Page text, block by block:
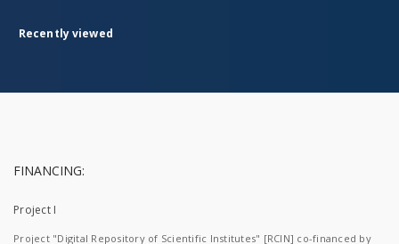
Recently viewed
FINANCING:
Project I
Project "Digital Repository of Scientific Institutes" [RCIN] co-financed by